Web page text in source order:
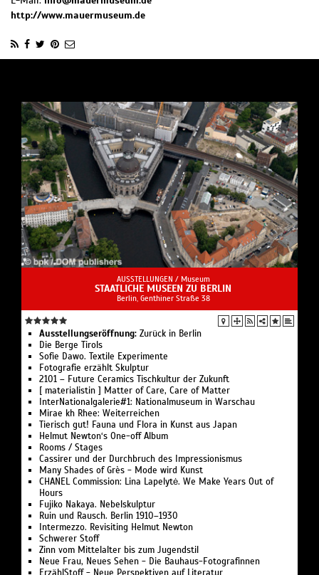
http://www.mauermuseum.de
AUSSTELLUNGEN / Museum
STAATLICHE MUSEEN ZU BERLIN
Berlin, Genthiner Straße 38
Ausstellungseröffnung: Zurück in Berlin
Die Berge Tirols
Sofie Dawo. Textile Experimente
Fotografie erzählt Skulptur
2101 – Future Ceramics Tischkultur der Zukunft
[ materialistin ] Matter of Care, Care of Matter
InterNationalgalerie#1: Nationalmuseum in Warschau
Mirae kh Rhee: Weiterreichen
Tierisch gut! Fauna und Flora in Kunst aus Japan
Helmut Newton‘s One-off Album
Rooms / Stages
Cassirer und der Durchbruch des Impressionismus
Many Shades of Grès - Mode wird Kunst
CHANEL Commission: Lina Lapelytė. We Make Years Out of
Hours
Fujiko Nakaya. Nebelskulptur
Ruin und Rausch. Berlin 1910–1930
Intermezzo. Revisiting Helmut Newton
Schwerer Stoff
Zinn vom Mittelalter bis zum Jugendstil
Neue Frau, Neues Sehen - Die Bauhaus-Fotografinnen